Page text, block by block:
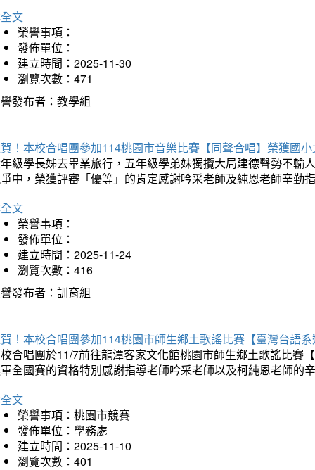
文
榮譽事項：
發佈單位：
建立時間：2025-11-30
瀏覽次數：471
發布者：教學組
！本校合唱團參加114桃園市音樂比賽【同聲合唱】榮獲國
級學長姊去畢業旅行，五年級學弟妹獨攬大局建德聲勢不輸
中，榮獲評審「優等」的肯定感謝吟采老師及純恩老師辛勤
文
榮譽事項：
發佈單位：
建立時間：2025-11-24
瀏覽次數：416
發布者：訓育組
！本校合唱團參加114桃園市師生鄉土歌謠比賽【臺灣台語
合唱團於11/7前往龍潭客家文化館桃園市師生鄉土歌謠比賽
全國賽的資格特別感謝指導老師吟采老師以及柯純恩老師的
文
榮譽事項：桃園市競賽
發佈單位：學務處
建立時間：2025-11-10
瀏覽次數：401